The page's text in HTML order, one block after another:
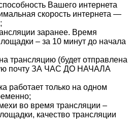
Вашего интернета
скорость интернета —
заранее. Время
– за 10 минут до начала
трансляцию (будет отправлена
почту ЗА ЧАС ДО НАЧАЛА
работает только на одном
во время трансляции –
качество трансляции